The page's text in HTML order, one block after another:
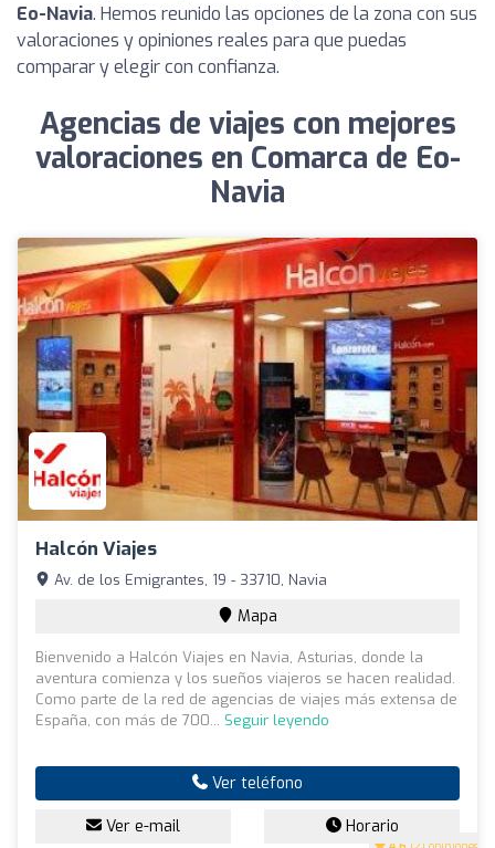
Eo-Navia. Hemos reunido las opciones de la zona con sus
valoraciones y opiniones reales para que puedas
comparar y elegir con confianza.
Agencias de viajes con mejores
valoraciones en Comarca de Eo-
Navia
Halcón Viajes
Av. de los Emigrantes, 19 - 33710, Navia
Mapa
Bienvenido a Halcón Viajes en Navia, Asturias, donde la
aventura comienza y los sueños viajeros se hacen realidad.
Como parte de la red de agencias de viajes más extensa de
España, con más de 700... Seguir leyendo
Ver teléfono
Ver e-mail Horario